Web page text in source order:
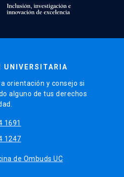
UNIVERSITARIA
orientación y consejo si
alguno de tus derechos
1691
1247
de Ombuds UC